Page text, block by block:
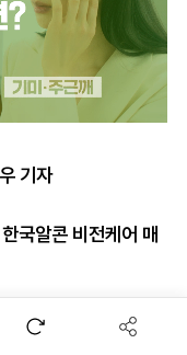
기자
국알콘 비전케어 매
약계층의 건강한 여